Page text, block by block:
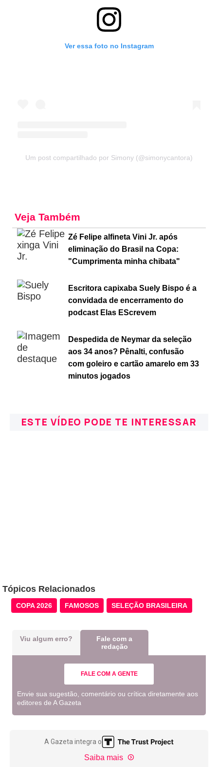
Ver essa foto no Instagram
Um post compartilhado por Simony (@simonycantora)
Veja Também
Zé Felipe alfineta Vini Jr. após
eliminação do Brasil na Copa:
"Cumprimenta minha chibata"
Escritora capixaba Suely Bispo é a
convidada de encerramento do
podcast Elas EScrevem
Despedida de Neymar da seleção
aos 34 anos? Pênalti, confusão
com goleiro e cartão amarelo em 33
minutos jogados
ESTE VÍDEO PODE TE INTERESSAR
Tópicos Relacionados
COPA 2026 FAMOSOS SELEÇÃO BRASILEIRA
Viu algum erro?
Fale com a
redação
FALE COM A GENTE
Envie sua sugestão, comentário ou crítica diretamente aos
editores de A Gazeta
A Gazeta integra o
Saiba mais